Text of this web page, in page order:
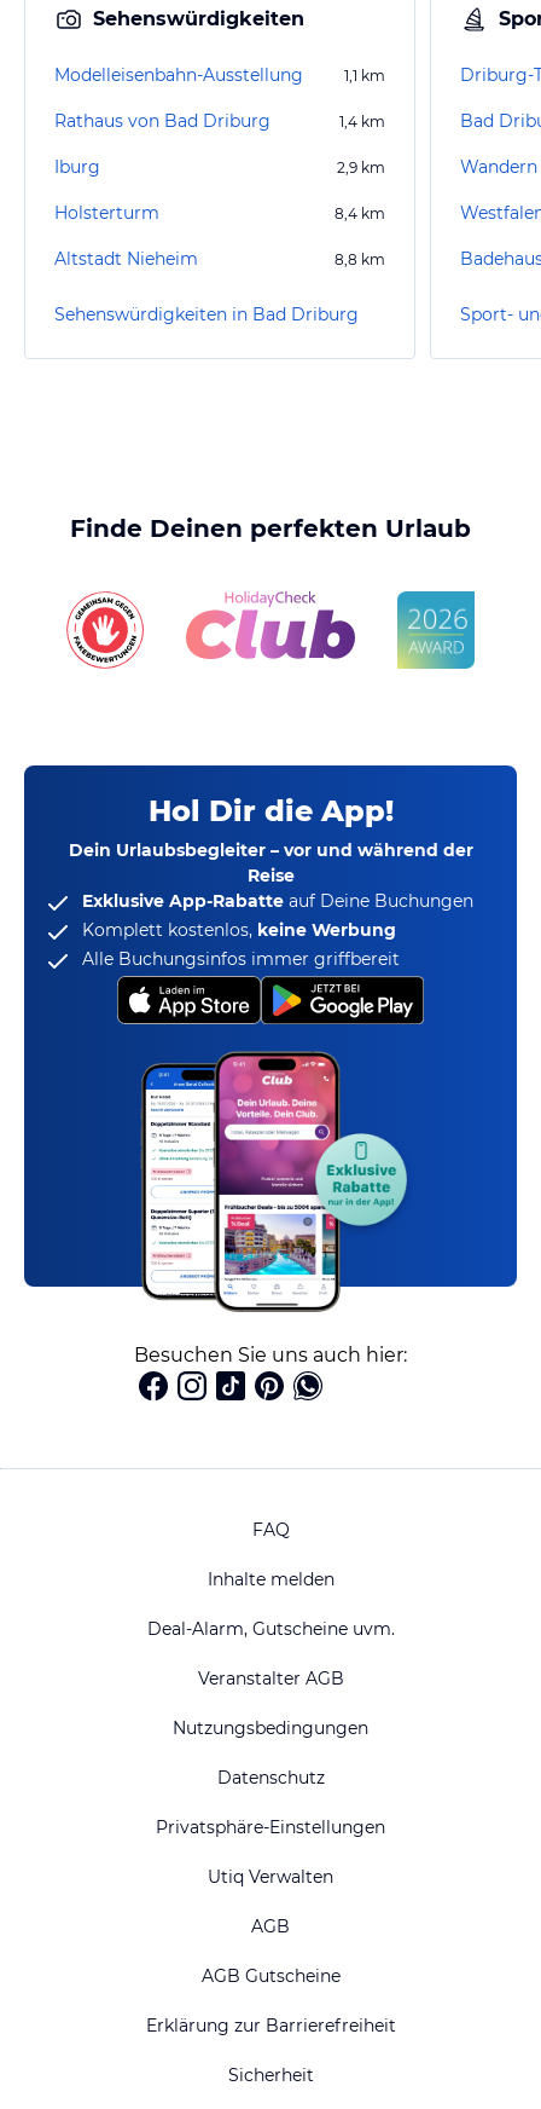
Sehenswürdigkeiten
Modelleisenbahn-Ausstellung 1,1 km
Rathaus von Bad Driburg 1,4 km
Iburg 2,9 km
Holsterturm 8,4 km
Altstadt Nieheim 8,8 km
Sehenswürdigkeiten in Bad Driburg
Driburg-
Bad
Wandern
Finde Deinen perfekten Urlaub
Hol Dir die App!
Dein Urlaubsbegleiter – vor und während der
Reise
Exklusive App-Rabatte auf Deine Buchungen
Komplett kostenlos, keine Werbung
Alle Buchungsinfos immer griffbereit
Besuchen Sie uns auch hier:
FAQ
Inhalte melden
Deal-Alarm, Gutscheine uvm.
Veranstalter AGB
Nutzungsbedingungen
Datenschutz
Privatsphäre-Einstellungen
Utiq Verwalten
AGB
AGB Gutscheine
Erklärung zur Barrierefreiheit
Sicherheit